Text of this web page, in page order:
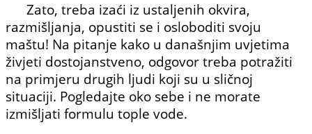
Zato, treba izaći iz ustaljenih okvira,
razmišljanja, opustiti se i osloboditi svoju
maštu! Na pitanje kako u današnjim uvjetima
živjeti dostojanstve­no, odgovor treba potražiti
na primjeru drugih ljudi koji su u sličnoj
situaciji. Pogledajte oko sebe i ne morate
izmišljati formulu tople vode.